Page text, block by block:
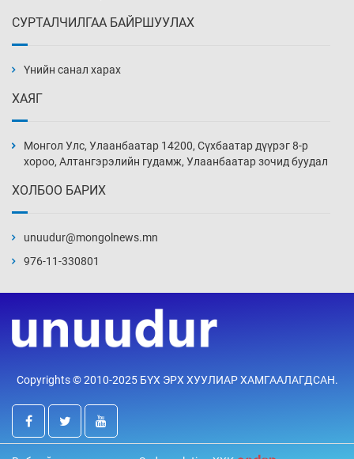
нэмэгджээ
Уржигдар 13 цаг 30 мин
Уржигдар 13 цаг 00 мин
Уржигдар 12 цаг 30 мин
үйлчилж буй гэв
Уржигдар 12 цаг 00 мин
“Туул усан цогцолбор”-ын ТЭЗҮ-ийг
СУРТАЛЧИЛГАА БАЙРШУУЛАХ
Үнийн санал харах
ХАЯГ
Монгол Улс, Улаанбаатар 14200, Сүхбаатар дүүрэг 8-р
хороо, Алтангэрэлийн гудамж, Улаанбаатар зочид буудал
ХОЛБОО БАРИХ
unuudur@mongolnews.mn
976-11-330801
Copyrights © 2010-2025 БҮХ ЭРХ ХУУЛИАР ХАМГААЛАГДСАН.